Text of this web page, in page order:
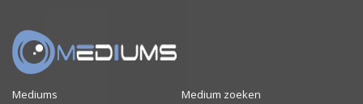
Mediums
Medium zoeken